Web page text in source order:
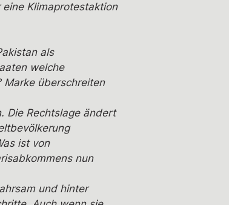
Klimaprotestaktion
als
welche
Marke überschreiten
Die Rechtslage ändert
ist von
nun
und hinter